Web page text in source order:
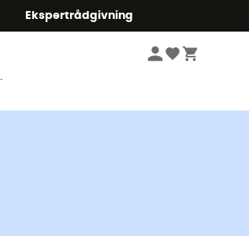
Ekspertrådgivning